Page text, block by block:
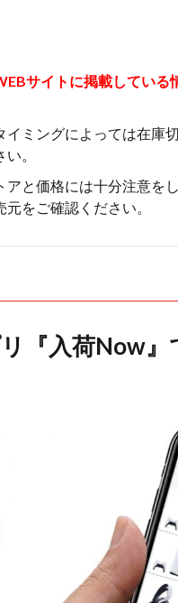
サイトに掲載している
イミングによっては在庫
。
アと価格には十分注意を
をご確認ください。
『入荷Now